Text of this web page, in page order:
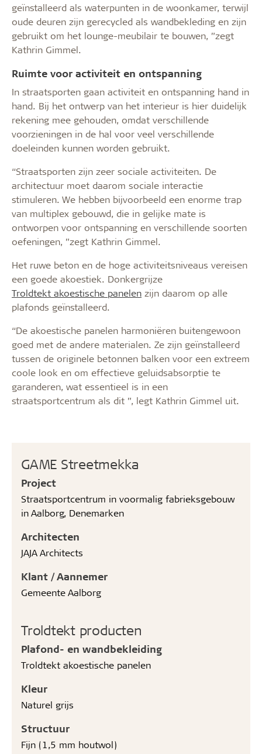
GAME Streetmekka
Project
Straatsportcentrum in voormalig fabrieksgebouw
in Aalborg, Denemarken
Architecten
JAJA Architects
Klant / Aannemer
Gemeente Aalborg
Troldtekt producten
Plafond- en wandbekleiding
Troldtekt akoestische panelen
Kleur
Naturel grijs
Structuur
Fijn (1,5 mm houtwol)
geïnstalleerd als waterpunten in de woonkamer, terwijl
oude deuren zijn gerecycled als wandbekleding en zijn
gebruikt om het lounge-meubilair te bouwen, ”zegt
Kathrin Gimmel.
Ruimte voor activiteit en ontspanning
In straatsporten gaan activiteit en ontspanning hand in
hand. Bij het ontwerp van het interieur is hier duidelijk
rekening mee gehouden, omdat verschillende
voorzieningen in de hal voor veel verschillende
doeleinden kunnen worden gebruikt.
“Straatsporten zijn zeer sociale activiteiten. De
architectuur moet daarom sociale interactie
stimuleren. We hebben bijvoorbeeld een enorme trap
van multiplex gebouwd, die in gelijke mate is
ontworpen voor ontspanning en verschillende soorten
oefeningen, ”zegt Kathrin Gimmel.
Het ruwe beton en de hoge activiteitsniveaus vereisen
een goede akoestiek. Donkergrijze
Troldtekt akoestische panelen zijn daarom op alle
plafonds geïnstalleerd.
“De akoestische panelen harmoniëren buitengewoon
goed met de andere materialen. Ze zijn geïnstalleerd
tussen de originele betonnen balken voor een extreem
coole look en om effectieve geluidsabsorptie te
garanderen, wat essentieel is in een
straatsportcentrum als dit ”, legt Kathrin Gimmel uit.